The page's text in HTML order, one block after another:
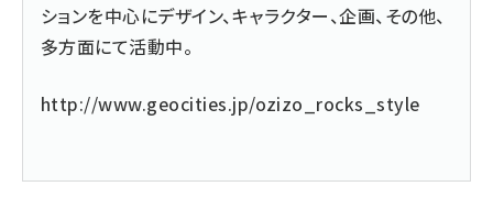
ションを中心にデザイン、キャラクター、企画、その他、
多方面にて活動中。
http://www.geocities.jp/ozizo_rocks_style